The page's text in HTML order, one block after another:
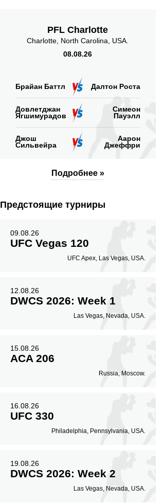
PFL Charlotte
Charlotte, North Carolina, USA.
08.08.26
Брайан Баттл Далтон Роста
Довлетджан
Ягшимурадов
Симеон
Пауэлл
Джош
Сильвейра
Аарон
Джеффри
Подробнее »
Предстоящие турниры
09.08.26
UFC Vegas 120
UFC Apex, Las Vegas, USA.
12.08.26
DWCS 2026: Week 1
Las Vegas, Nevada, USA.
15.08.26
ACA 206
Russia, Moscow.
16.08.26
UFC 330
Philadelphia, Pennsylvania, USA.
19.08.26
DWCS 2026: Week 2
Las Vegas, Nevada, USA.